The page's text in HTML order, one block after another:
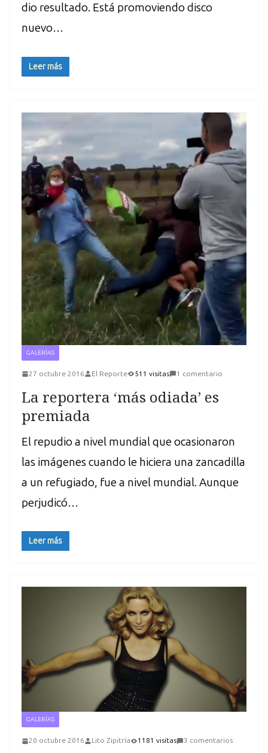
dio resultado. Está promoviendo disco
nuevo…
Leer más
GALERÍAS
27 octubre 2016 El Reporte 511 visitas 1 comentario
La reportera ‘más odiada’ es
premiada
El repudio a nivel mundial que ocasionaron
las imágenes cuando le hiciera una zancadilla
a un refugiado, fue a nivel mundial. Aunque
perjudicó…
Leer más
GALERÍAS
20 octubre 2016 Lito Zipitría 1181 visitas 3 comentarios